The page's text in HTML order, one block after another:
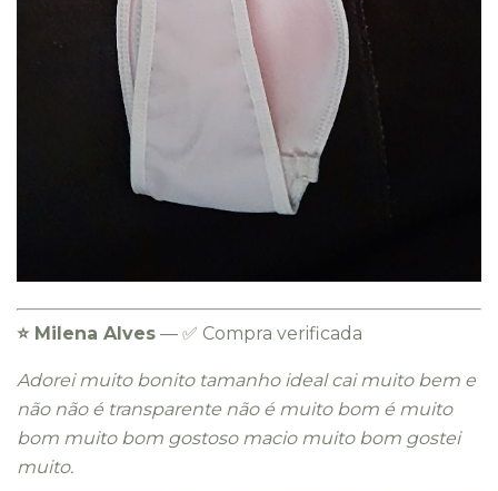
⭐️ Milena Alves — ✅ Compra verificada
Adorei muito bonito tamanho ideal cai muito bem e
não não é transparente não é muito bom é muito
bom muito bom gostoso macio muito bom gostei
muito.